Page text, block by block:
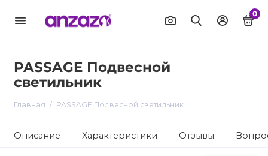
0
PASSAGE Подвесной
светильник
Главная PASSAGE Подвесной светильник
Описание Характеристики Отзывы